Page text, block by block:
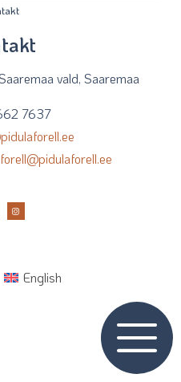
vald, Saaremaa
7637
English